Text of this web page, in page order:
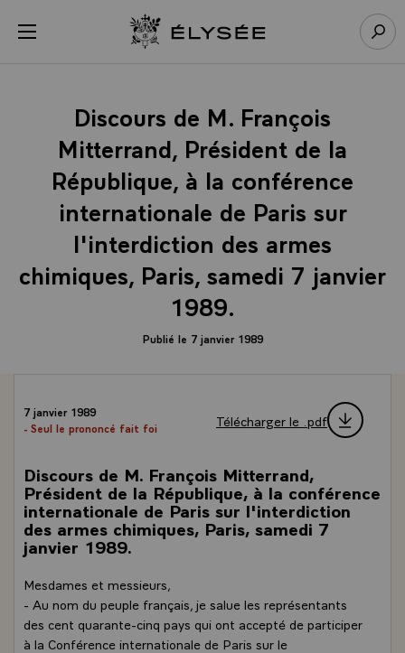
menu Retour à l’accueil Élysée
Discours de M. François
Mitterrand, Président de la
République, à la conférence
internationale de Paris sur
l'interdiction des armes
chimiques, Paris, samedi 7 janvier
1989.
Publié le 7 janvier 1989
7 janvier 1989
- Seul le prononcé fait foi
Télécharger le .pdf
Discours de M. François Mitterrand,
Président de la République, à la conférence
internationale de Paris sur l'interdiction
des armes chimiques, Paris, samedi 7
janvier 1989.
Mesdames et messieurs,
- Au nom du peuple français, je salue les représentants
des cent quarante-cinq pays qui ont accepté de participer
à la Conférence internationale de Paris sur le
Panneau de gestion des cookies